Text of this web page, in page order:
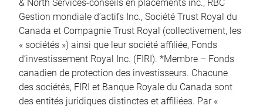
& North Services-conseils en placements inc., RBC
Gestion mondiale d’actifs Inc., Société Trust Royal du
Canada et Compagnie Trust Royal (collectivement, les
« sociétés ») ainsi que leur société affiliée, Fonds
d’investissement Royal Inc. (FIRI). *Membre – Fonds
canadien de protection des investisseurs. Chacune
des sociétés, FIRI et Banque Royale du Canada sont
des entités juridiques distinctes et affiliées. Par «